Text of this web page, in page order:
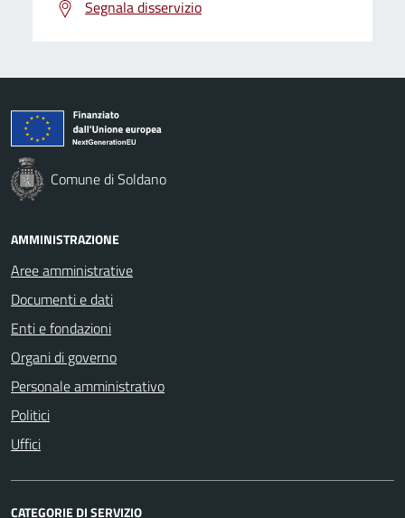
Segnala disservizio
Comune di Soldano
AMMINISTRAZIONE
Aree amministrative
Documenti e dati
Enti e fondazioni
Organi di governo
Personale amministrativo
Politici
Uffici
CATEGORIE DI SERVIZIO